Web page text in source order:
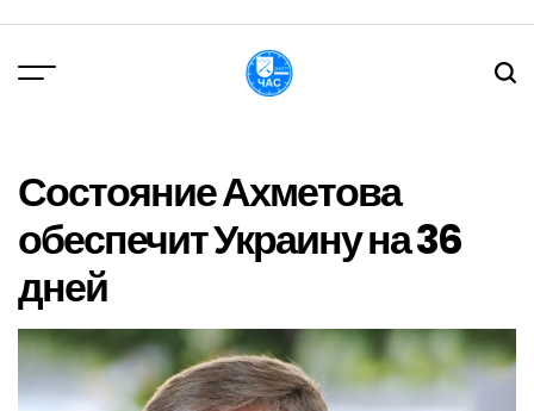
вмісту
Состояние Ахметова
обеспечит Украину на 36
дней